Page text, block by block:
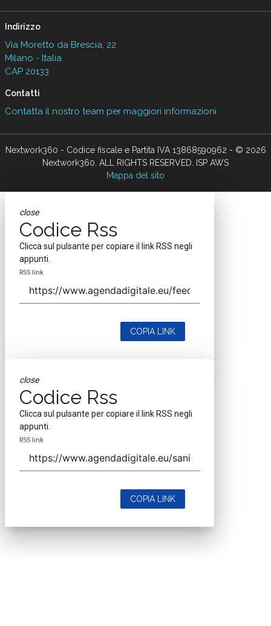
Indirizzo
Via Moretto da Brescia, 22
Milano - Italia
CAP 20133
Contatti
Contatta il nostro team per maggiori informazioni
Nextwork360 - Codice fiscale e Partita IVA 13868590962 - © 2026
Nextwork360. ALL RIGHTS RESERVED. ISP AWS
Mappa del sito
close
Codice Rss
Clicca sul pulsante per copiare il link RSS negli
appunti.
RSS link
COPIA LINK
close
Codice Rss
Clicca sul pulsante per copiare il link RSS negli
appunti.
RSS link
COPIA LINK